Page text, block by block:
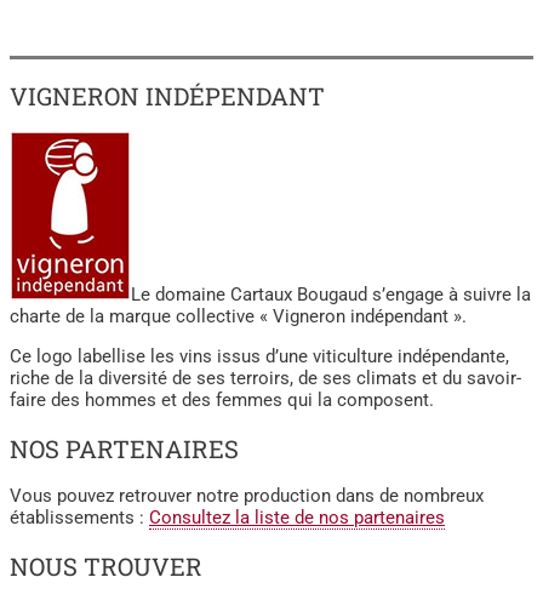
VIGNERON INDÉPENDANT
Le domaine Cartaux Bougaud s’engage à suivre la
charte de la marque collective « Vigneron indépendant ».
Ce logo labellise les vins issus d’une viticulture indépendante,
riche de la diversité de ses terroirs, de ses climats et du savoir-
faire des hommes et des femmes qui la composent.
NOS PARTENAIRES
Vous pouvez retrouver notre production dans de nombreux
établissements : Consultez la liste de nos partenaires
NOUS TROUVER